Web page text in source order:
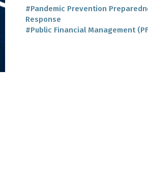
#Pandemic Prevention
Response
#Public Financial Management